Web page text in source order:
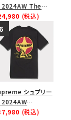
2024AW The
Face S/S
Tee ノースフェ
ショートスリーブ
ップTシャツ ブラッ
(税込)
シュプリー
2024AW
Glamour
(税込)